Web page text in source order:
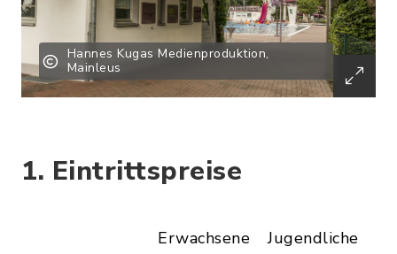
Hannes Kugas Medienproduktion,
Mainleus
1. Eintrittspreise
Erwachsene
Jugendliche